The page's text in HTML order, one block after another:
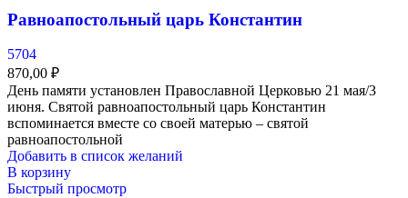
Равноапостольный царь Константин
5704
870,00 ₽
День памяти установлен Православной Церковью 21 мая/3
июня. Святой равноапостольный царь Константин
вспоминается вместе со своей матерью – святой
равноапостольной
Добавить в список желаний
В корзину
Быстрый просмотр